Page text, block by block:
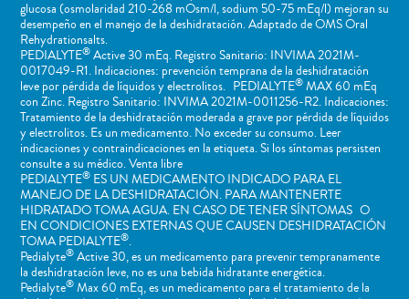
glucosa (osmolaridad 210-268 mOsm/l, sodium 50-75 mEq/l) mejoran su
desempeño en el manejo de la deshidratación. Adaptado de OMS Oral
Rehydrationsalts.
PEDIALYTE®Active 30 mEq. Registro Sanitario: INVIMA 2021M-
0017049-R1. Indicaciones: prevención temprana de la deshidratación
leve por pérdida de líquidos y electrolitos. PEDIALYTE®MAX 60 mEq
con Zinc. Registro Sanitario: INVIMA 2021M-0011256-R2. Indicaciones:
Tratamiento de la deshidratación moderada a grave por pérdida de líquidos
y electrolitos. Es un medicamento. No exceder su consumo. Leer
indicaciones y contraindicaciones en la etiqueta. Si los síntomas persisten
consulte a su médico. Venta libre
PEDIALYTE®ES UN MEDICAMENTO INDICADO PARA EL
MANEJO DE LA DESHIDRATACIÓN. PARA MANTENERTE
HIDRATADO TOMA AGUA. EN CASO DE TENER SÍNTOMAS O
EN CONDICIONES EXTERNAS QUE CAUSEN DESHIDRATACIÓN
TOMA PEDIALYTE®.
Pedialyte®Active 30, es un medicamento para prevenir tempranamente
la deshidratación leve, no es una bebida hidratante energética.
Pedialyte®Max 60 mEq, es un medicamento para el tratamiento de la